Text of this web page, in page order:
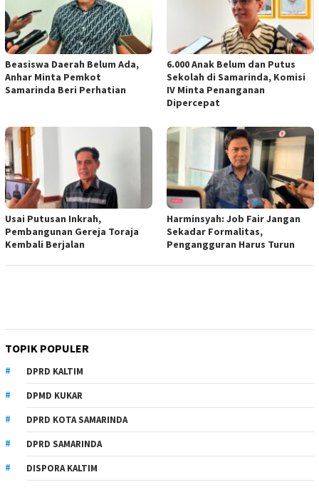
Beasiswa Daerah Belum Ada,
Anhar Minta Pemkot
Samarinda Beri Perhatian
6.000 Anak Belum dan Putus
Sekolah di Samarinda, Komisi
IV Minta Penanganan
Dipercepat
Usai Putusan Inkrah,
Pembangunan Gereja Toraja
Kembali Berjalan
Harminsyah: Job Fair Jangan
Sekadar Formalitas,
Pengangguran Harus Turun
TOPIK POPULER
DPRD KALTIM
DPMD KUKAR
DPRD KOTA SAMARINDA
DPRD SAMARINDA
DISPORA KALTIM